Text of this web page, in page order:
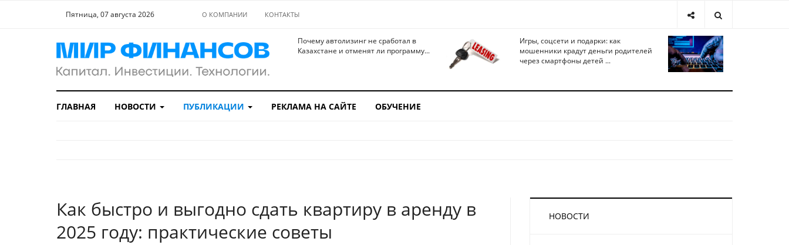
Пятница, 07 августа 2026 О КОМПАНИИ КОНТАКТЫ
Почему автолизинг не сработал в
Казахстане и отменят ли программу...
Игры, соцсети и подарки: как
мошенники крадут деньги родителей
через смартфоны детей ...
ГЛАВНАЯ НОВОСТИ ПУБЛИКАЦИИ РЕКЛАМА НА САЙТЕ ОБУЧЕНИЕ
Как быстро и выгодно сдать квартиру в аренду в
2025 году: практические советы
НОВОСТИ